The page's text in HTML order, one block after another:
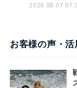
2026.08.07
お客様の声・活